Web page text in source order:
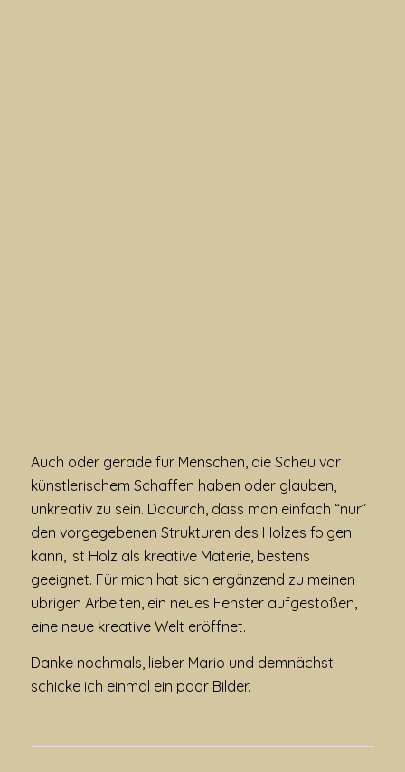
Auch oder gerade für Menschen, die Scheu vor
künstlerischem Schaffen haben oder glauben,
unkreativ zu sein. Dadurch, dass man einfach “nur”
den vorgegebenen Strukturen des Holzes folgen
kann, ist Holz als kreative Materie, bestens
geeignet. Für mich hat sich ergänzend zu meinen
übrigen Arbeiten, ein neues Fenster aufgestoßen,
eine neue kreative Welt eröffnet.
Danke nochmals, lieber Mario und demnächst
schicke ich einmal ein paar Bilder.